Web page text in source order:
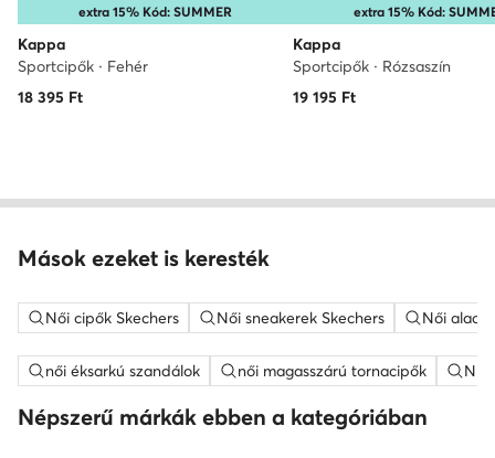
extra 15% Kód: SUMMER
Kappa
Sportcipők · Fehér
18 395 Ft
extra 15% Kód:
Kappa
Sportcipők · Rózsaszín
19 195 Ft
Mások ezeket is keresték
Női cipők Skechers Női sneakerek Skechers Női
női éksarkú szandálok női magasszárú tornacipők
Népszerű márkák ebben a kategóriában